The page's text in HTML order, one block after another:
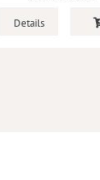
Details